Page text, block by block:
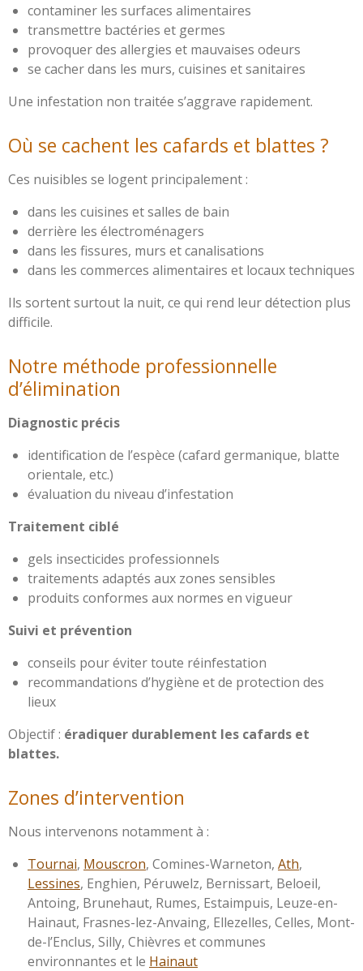
contaminer les surfaces alimentaires
transmettre bactéries et germes
provoquer des allergies et mauvaises odeurs
se cacher dans les murs, cuisines et sanitaires
Une infestation non traitée s’aggrave rapidement.
Où se cachent les cafards et blattes ?
Ces nuisibles se logent principalement :
dans les cuisines et salles de bain
derrière les électroménagers
dans les fissures, murs et canalisations
dans les commerces alimentaires et locaux techniques
Ils sortent surtout la nuit, ce qui rend leur détection plus
difficile.
Notre méthode professionnelle
d’élimination
Diagnostic précis
identification de l’espèce (cafard germanique, blatte
orientale, etc.)
évaluation du niveau d’infestation
Traitement ciblé
gels insecticides professionnels
traitements adaptés aux zones sensibles
produits conformes aux normes en vigueur
Suivi et prévention
conseils pour éviter toute réinfestation
recommandations d’hygiène et de protection des
lieux
Objectif : éradiquer durablement les cafards et
blattes.
Zones d’intervention
Nous intervenons notamment à :
Tournai, Mouscron, Comines-Warneton, Ath,
Lessines, Enghien, Péruwelz, Bernissart, Beloeil,
Antoing, Brunehaut, Rumes, Estaimpuis, Leuze-en-
Hainaut, Frasnes-lez-Anvaing, Ellezelles, Celles, Mont-
de-l’Enclus, Silly, Chièvres et communes
environnantes et le Hainaut